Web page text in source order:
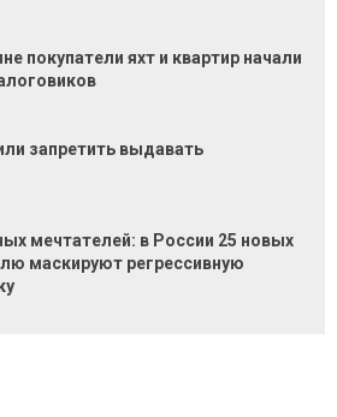
покупатели яхт и квартир начали
запретить выдавать
мечтателей: в России 25 новых
маскируют регрессивную